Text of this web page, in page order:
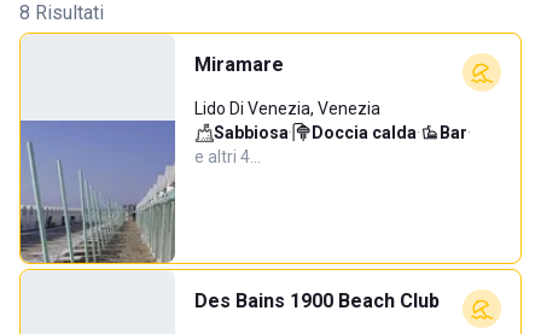
8 Risultati
Miramare
Lido Di Venezia, Venezia
Sabbiosa· Doccia calda· Bar·
e altri 4…
Des Bains 1900 Beach Club